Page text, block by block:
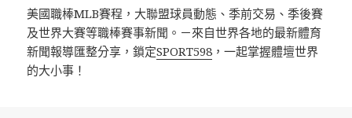
美國職棒MLB賽程，大聯盟球員動態、季前交易、季後賽
及世界大賽等職棒賽事新聞。－來自世界各地的最新體育
新聞報導匯整分享，鎖定SPORT598 ，一起掌握體壇世界
的大小事！